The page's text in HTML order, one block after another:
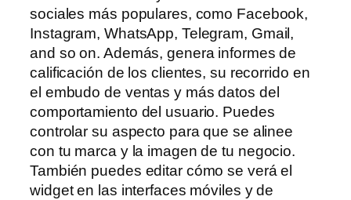
sociales más populares, como Facebook,
Instagram, WhatsApp, Telegram, Gmail,
and so on. Además, genera informes de
calificación de los clientes, su recorrido en
el embudo de ventas y más datos del
comportamiento del usuario. Puedes
controlar su aspecto para que se alinee
con tu marca y la imagen de tu negocio.
También puedes editar cómo se verá el
widget en las interfaces móviles y de